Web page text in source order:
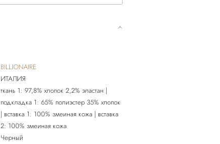
BILLIONAIRE
ИТАЛИЯ
ткань 1: 97,8% хлопок 2,2% эластан |
подкладка 1: 65% полиэстер 35% хлопок
| вставка 1: 100% змеиная кожа | вставка
2: 100% змеиная кожа
Черный